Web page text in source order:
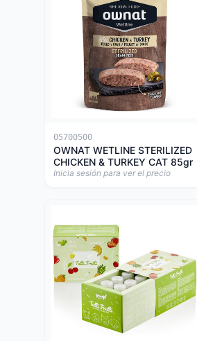
05700500
OWNAT WETLINE STERILIZED
CHICKEN & TURKEY CAT 85gr
Inicia sesión para ver el precio